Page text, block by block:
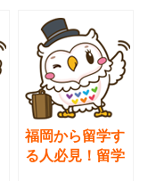
福岡から留学す
る人必見！留学